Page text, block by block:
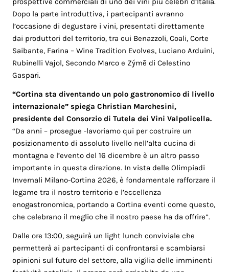
Dopo la parte introduttiva, i partecipanti avranno
l’occasione di degustare i vini, presentati direttamente
dai produttori del territorio, tra cui Benazzoli, Coali, Corte
Saibante, Farina – Wine Tradition Evolves, Luciano Arduini,
Rubinelli Vajol, Secondo Marco e Zýmē di Celestino
Gaspari.
“Cortina sta diventando un polo gastronomico di livello
internazionale” spiega Christian Marchesini,
presidente del Consorzio di Tutela dei Vini Valpolicella.
“Da anni – prosegue -lavoriamo qui per costruire un
posizionamento di assoluto livello nell’alta cucina di
montagna e l’evento del 16 dicembre è un altro passo
importante in questa direzione. In vista delle Olimpiadi
Invernali Milano-Cortina 2026, è fondamentale rafforzare il
legame tra il nostro territorio e l’eccellenza
enogastronomica, portando a Cortina eventi come questo,
che celebrano il meglio che il nostro paese ha da offrire”.
Dalle ore 13:00, seguirà un light lunch conviviale che
permetterà ai partecipanti di confrontarsi e scambiarsi
opinioni sul futuro del settore, alla vigilia delle imminenti